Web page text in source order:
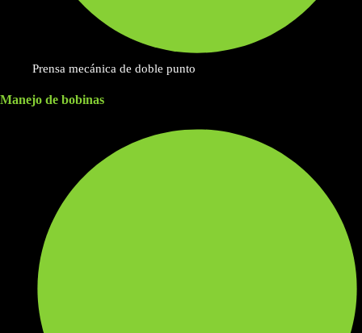
Prensa mecánica de doble punto
Manejo de bobinas